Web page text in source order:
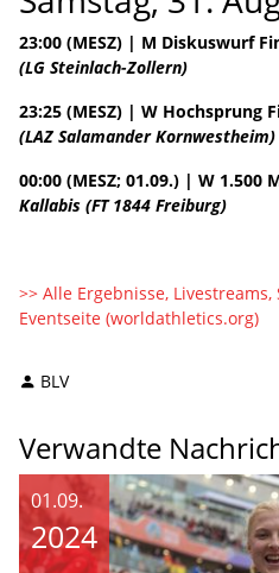
23:00 (MESZ) | M Diskuswurf
(LG Steinlach-Zollern)
23:25 (MESZ) | W Hochsprung
(LAZ Salamander Kornwestheim)
00:00 (MESZ; 01.09.) | W 1.500
Kallabis (FT 1844 Freiburg)
>> Alle Ergebnisse,
Eventseite (worldathletics.org)
BLV
Verwandte
01.09.
2024